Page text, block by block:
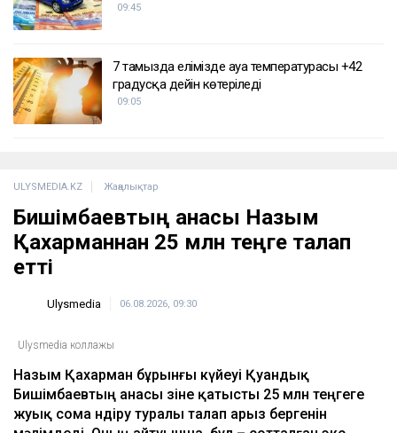
09:45
7 тамызда елімізде ауа температурасы +42
градусқа дейін көтеріледі
09:05
ULYSMEDIA.KZ Жаңалықтар
Бишімбаевтың анасы Назым
Қахарманнан 25 млн теңге талап
етті
Ulysmedia 06.08.2026, 09:30
Ulysmedia коллажы
Назым Қахарман бұрынғы күйеуі Қуандық
Бишімбаевтың анасы өзіне қатысты 25 млн теңгеге
жуық сома өндіру туралы талап арыз бергенін